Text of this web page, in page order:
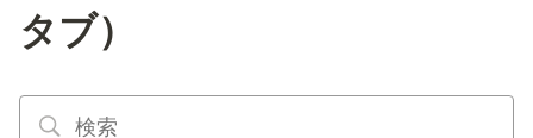
タブ）